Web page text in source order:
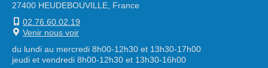
27400 HEUDEBOUVILLE, France
02.76.60.02.19
Venir nous voir
du lundi au mercredi 8h00-12h30 et 13h30-17h00
jeudi et vendredi 8h00-12h30 et 13h30-16h00